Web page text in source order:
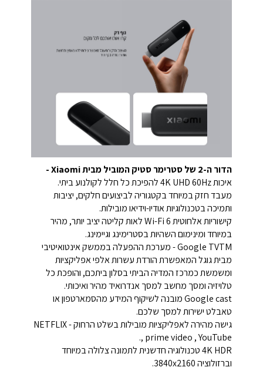
הדור ה-2 של סטרימר סטיק המוביל מבית Xiaomi -
איכות 4K UHD 60Hz להפיכת כל חלל לקולנוע ביתי.
מעבד חזק במיוחד בקטגוריה לביצועים חלקים, יציבות
ותמיכה בטכנולוגיות אודיו-וידיאו מובילות.
קישוריות אלחוטית Wi-Fi 6 לאות קליטה יציב יותר, מהיר
במיוחד ומינימום השהיות בסטרימינג וגיימינג.
Google TVTM - מערכת ההפעלה בממשק אינטואיטיבי
מבית גוגל המאפשרת הורדת עשרות אלפי אפליקציות
ומשמשת כמרכז המדיה הביתי בסלון ביתכם, והופכת כל
טלויזיה ומסך מחשב למסך אנדרואיד מהיר ואיכותי.
Google cast מובנה לשיקוף המידע מהסמארטפון או
טאבלט ישירות למסך שלכם.
גישה מהירה לאפליקציות מובילות בשלט הרחוק - NETFLIX
, prime video , YouTube.
4K HDR טכנולוגיה חדשנית לתמונה צלולה במיוחד
וברזולוציה 3840x2160.